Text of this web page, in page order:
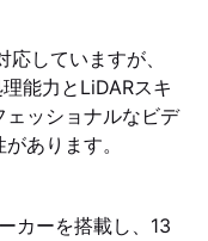
していますが、
能力とLiDARスキ
ェッショナルなビデ
あります。
カーを搭載し、13